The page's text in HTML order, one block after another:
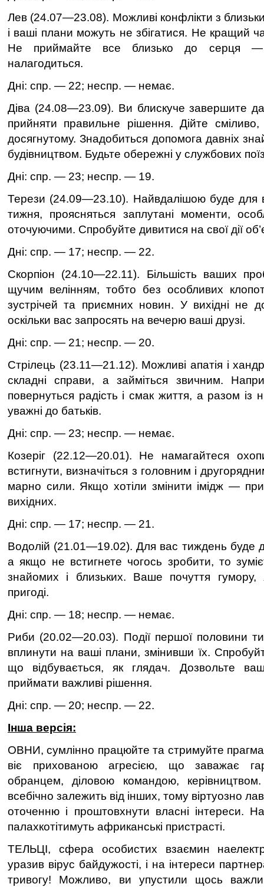
Лев (24.07—23.08). Можливi конфлiкти з
i вашi плани можуть не збiгатися. Не кращий
Не приймайте все близько до серця
налагодиться.
Дні: спр. — 22; неспр. — немає.
Діва (24.08—23.09). Ви блискуче завершите
прийняти правильне рiшення. Дiйте
досягнутому. Знадобиться допомога давнiх
будiвництвом. Будьте обережнi у службових
Дні: спр. — 23; неспр. — 19.
Терези (24.09—23.10). Найвдалiшою буде для
тижня, проясняться заплутанi моменти,
оточуючими. Спробуйте дивитися на свої дiї
Дні: спр. — 17; неспр. — 22.
Скорпіон (24.10—22.11). Бiльшiсть ваших
щучим велiнням, тобто без особливих
зустрiчей та приємних новин. У вихiднi не
оскiльки вас запросять на вечерю вашi друзi.
Дні: спр. — 21; неспр. — 20.
Стрілець (23.11—21.12). Можливi апатiя i
складнi справи, а займiться звичним.
повернуться радiсть i смак життя, а разом iз
уважнi до батькiв.
Дні: спр. — 23; неспр. — немає.
Козеріг (22.12—20.01). Не намагайтеся
встигнути, визначiться з головним i
марно сили. Якщо хотiли змiнити iмiдж —
вихiдних.
Дні: спр. — 17; неспр. — 21.
Водолій (21.01—19.02). Для вас тиждень буде
а якщо не встигнете чогось зробити, то
знайомих i близьких. Ваше почуття
пригодi.
Дні: спр. — 18; неспр. — немає.
Риби (20.02—20.03). Подiї першої половини
вплинути на вашi плани, змiнивши їх.
що вiдбувається, як глядач. Дозвольте
приймати важливi рiшення.
Дні: спр. — 20; неспр. — 22.
Інша версія:
ОВНИ, сумлінно працюйте та стримуйте
віє прихованою агресією, що заважає
обранцем, діловою командою, керівництвом.
всебічно залежить від інших, тому віртуозно
оточенню і проштовхнути власні інтереси.
палахкотітимуть африканські пристрасті.
ТЕЛЬЦІ, сфера особистих взаємин
уразив вірус байдужості, і на інтереси
тривогу! Можливо, ви упустили щось